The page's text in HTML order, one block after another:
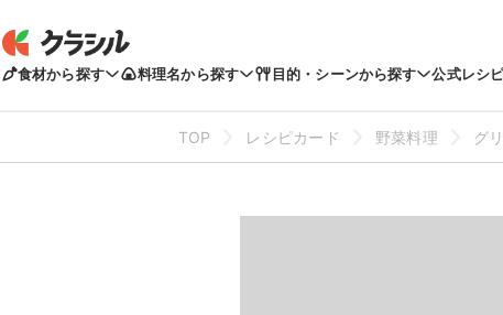
食材から探す 料理名から探す 目的・シーンから探す 公式レシ
TOP レシピカード 野菜料理 グ